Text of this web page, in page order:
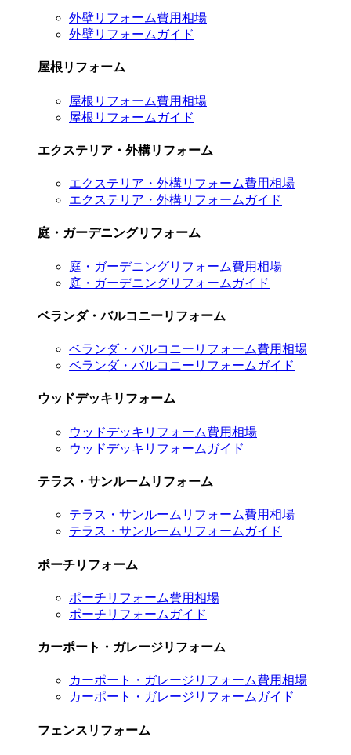
外壁リフォーム費用相場
外壁リフォームガイド
屋根リフォーム
屋根リフォーム費用相場
屋根リフォームガイド
エクステリア・外構リフォーム
エクステリア・外構リフォーム費用相場
エクステリア・外構リフォームガイド
庭・ガーデニングリフォーム
庭・ガーデニングリフォーム費用相場
庭・ガーデニングリフォームガイド
ベランダ・バルコニーリフォーム
ベランダ・バルコニーリフォーム費用相場
ベランダ・バルコニーリフォームガイド
ウッドデッキリフォーム
ウッドデッキリフォーム費用相場
ウッドデッキリフォームガイド
テラス・サンルームリフォーム
テラス・サンルームリフォーム費用相場
テラス・サンルームリフォームガイド
ポーチリフォーム
ポーチリフォーム費用相場
ポーチリフォームガイド
カーポート・ガレージリフォーム
カーポート・ガレージリフォーム費用相場
カーポート・ガレージリフォームガイド
フェンスリフォーム